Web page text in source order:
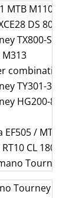
M1100-L
DS 80
TX800-SGS
combination
TY301-3 / 42-
HG200-8 / 12-
/ MT200
CL 180 /
Tourney
Tourney FH-